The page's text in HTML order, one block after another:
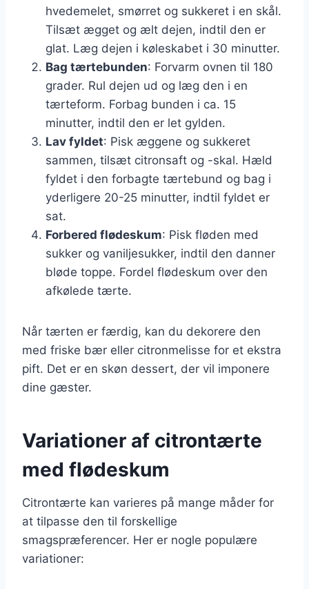
hvedemelet, smørret og sukkeret i en skål.
Tilsæt ægget og ælt dejen, indtil den er
glat. Læg dejen i køleskabet i 30 minutter.
Bag tærtebunden: Forvarm ovnen til 180
grader. Rul dejen ud og læg den i en
tærteform. Forbag bunden i ca. 15
minutter, indtil den er let gylden.
Lav fyldet: Pisk æggene og sukkeret
sammen, tilsæt citronsaft og -skal. Hæld
fyldet i den forbagte tærtebund og bag i
yderligere 20-25 minutter, indtil fyldet er
sat.
Forbered flødeskum: Pisk fløden med
sukker og vaniljesukker, indtil den danner
bløde toppe. Fordel flødeskum over den
afkølede tærte.
Når tærten er færdig, kan du dekorere den
med friske bær eller citronmelisse for et ekstra
pift. Det er en skøn dessert, der vil imponere
dine gæster.
Variationer af citrontærte
med flødeskum
Citrontærte kan varieres på mange måder for
at tilpasse den til forskellige
smagspræferencer. Her er nogle populære
variationer: